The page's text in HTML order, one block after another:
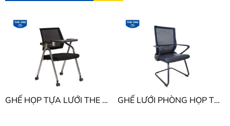
GHẾ HỌP TỰA LƯỚI THE ONE GL402XB GHẾ LƯỚI PHÒNG HỌP THE ONE GL427